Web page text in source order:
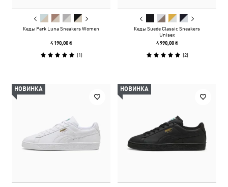
Кеды Park Luna Sneakers Women
4 190,00 ₴
(1)
Кеды Suede Classic Sneakers
Unisex
4 990,00 ₴
(2)
НОВИНКА НОВИНКА